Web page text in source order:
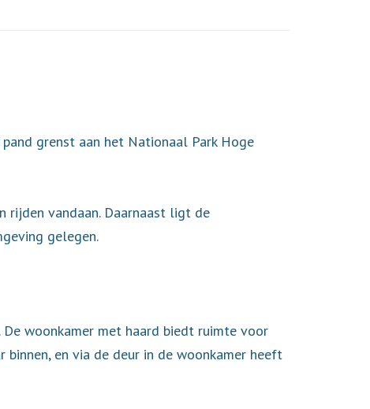
grenst aan het Nationaal Park Hoge
rijden vandaan. Daarnaast ligt de
gelegen.
woonkamer met haard biedt ruimte voor
en via de deur in de woonkamer heeft